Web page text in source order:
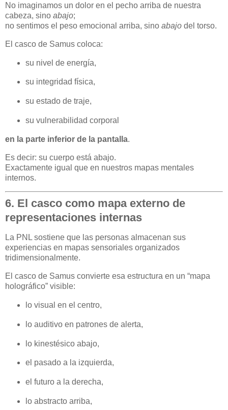
No imaginamos un dolor en el pecho arriba de nuestra
cabeza, sino abajo;
no sentimos el peso emocional arriba, sino abajo del torso.
El casco de Samus coloca:
su nivel de energía,
su integridad física,
su estado de traje,
su vulnerabilidad corporal
en la parte inferior de la pantalla.
Es decir: su cuerpo está abajo.
Exactamente igual que en nuestros mapas mentales
internos.
6. El casco como mapa externo de
representaciones internas
La PNL sostiene que las personas almacenan sus
experiencias en mapas sensoriales organizados
tridimensionalmente.
El casco de Samus convierte esa estructura en un “mapa
holográfico” visible:
lo visual en el centro,
lo auditivo en patrones de alerta,
lo kinestésico abajo,
el pasado a la izquierda,
el futuro a la derecha,
lo abstracto arriba,